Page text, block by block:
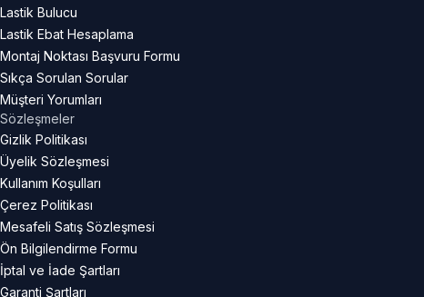
Lastik Bulucu
Lastik Ebat Hesaplama
Montaj Noktası Başvuru Formu
Sıkça Sorulan Sorular
Müşteri Yorumları
Sözleşmeler
Gizlik Politikası
Üyelik Sözleşmesi
Kullanım Koşulları
Çerez Politikası
Mesafeli Satış Sözleşmesi
Ön Bilgilendirme Formu
İptal ve İade Şartları
Garanti Şartları